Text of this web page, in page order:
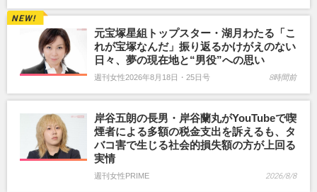
元宝塚星組トップスター・湖月わたる「こ
れが宝塚なんだ」振り返るかけがえのない
日々、夢の現在地と“男役”への思い
週刊女性2026年8月18日・25日号 8時間前
岸谷五朗の長男・岸谷蘭丸がYouTubeで喫
煙者による多額の税金支出を訴えるも、タ
バコ害で生じる社会的損失額の方が上回る
実情
週刊女性PRIME 2026/8/8